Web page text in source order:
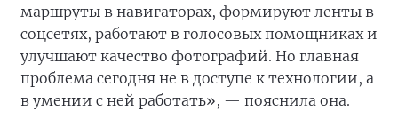
маршруты в навигаторах, формируют ленты в
соцсетях, работают в голосовых помощниках и
улучшают качество фотографий. Но главная
проблема сегодня не в доступе к технологии, а
в умении с ней работать», — пояснила она.